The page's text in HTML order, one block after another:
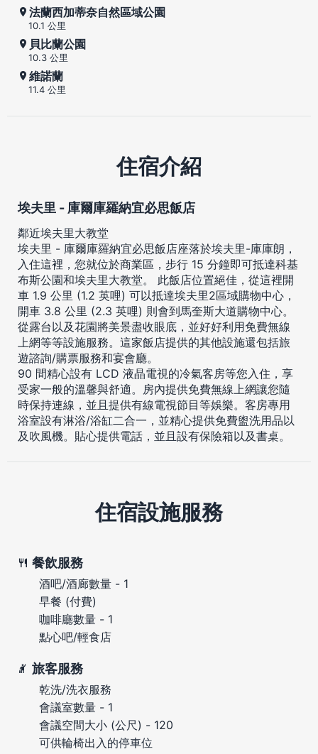
法蘭西加蒂奈自然區域公園
10.1 公里
貝比蘭公園
10.3 公里
維諾蘭
11.4 公里
住宿介紹
埃夫里 - 庫爾庫羅納宜必思飯店
鄰近埃夫里大教堂
埃夫里 - 庫爾庫羅納宜必思飯店座落於埃夫里-庫庫朗，
入住這裡，您就位於商業區，步行 15 分鐘即可抵達科基
布斯公園和埃夫里大教堂。 此飯店位置絕佳，從這裡開
車 1.9 公里 (1.2 英哩) 可以抵達埃夫里2區域購物中心，
開車 3.8 公里 (2.3 英哩) 則會到馬奎斯大道購物中心。
從露台以及花園將美景盡收眼底，並好好利用免費無線
上網等等設施服務。這家飯店提供的其他設施還包括旅
遊諮詢/購票服務和宴會廳。
90 間精心設有 LCD 液晶電視的冷氣客房等您入住，享
受家一般的溫馨與舒適。房內提供免費無線上網讓您隨
時保持連線，並且提供有線電視節目等娛樂。客房專用
浴室設有淋浴/浴缸二合一，並精心提供免費盥洗用品以
及吹風機。貼心提供電話，並且設有保險箱以及書桌。
住宿設施服務
餐飲服務
酒吧/酒廊數量 - 1
早餐 (付費)
咖啡廳數量 - 1
點心吧/輕食店
旅客服務
乾洗/洗衣服務
會議室數量 - 1
會議空間大小 (公尺) - 120
可供輪椅出入的停車位